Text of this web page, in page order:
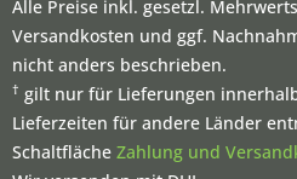
Alle Preise inkl. gesetzl.
Versandkosten und ggf.
nicht anders beschrieben.
† gilt nur für Lieferungen
Lieferzeiten für andere Länder
Schaltfläche Zahlung und